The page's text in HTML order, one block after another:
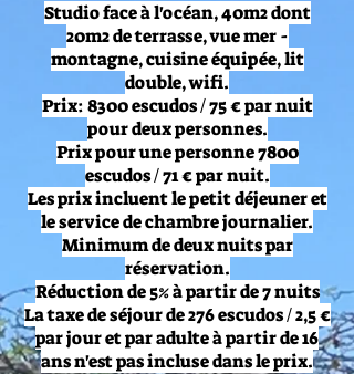
Studio face à l'océan, 40m2 dont
20m2 de terrasse, vue mer -
montagne, cuisine équipée, lit
double, wifi.
Prix: 8300 escudos / 75 € par nuit
pour deux personnes.
Prix pour une personne 7800
escudos / 71 € par nuit.
Les prix incluent le petit déjeuner et
le service de chambre journalier.
Minimum de deux nuits par
réservation.
Réduction de 5% à partir de 7 nuits
La taxe de séjour de 276 escudos / 2,5 €
par jour et par adulte à partir de 16
ans n'est pas incluse dans le prix.